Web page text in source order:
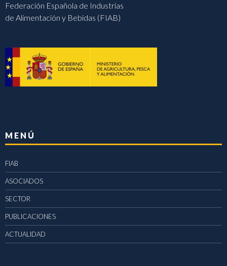
Federación Española de Industrias
de Alimentación y Bebidas (FIAB)
MENÚ
FIAB
ASOCIADOS
SECTOR
PUBLICACIONES
ACTUALIDAD